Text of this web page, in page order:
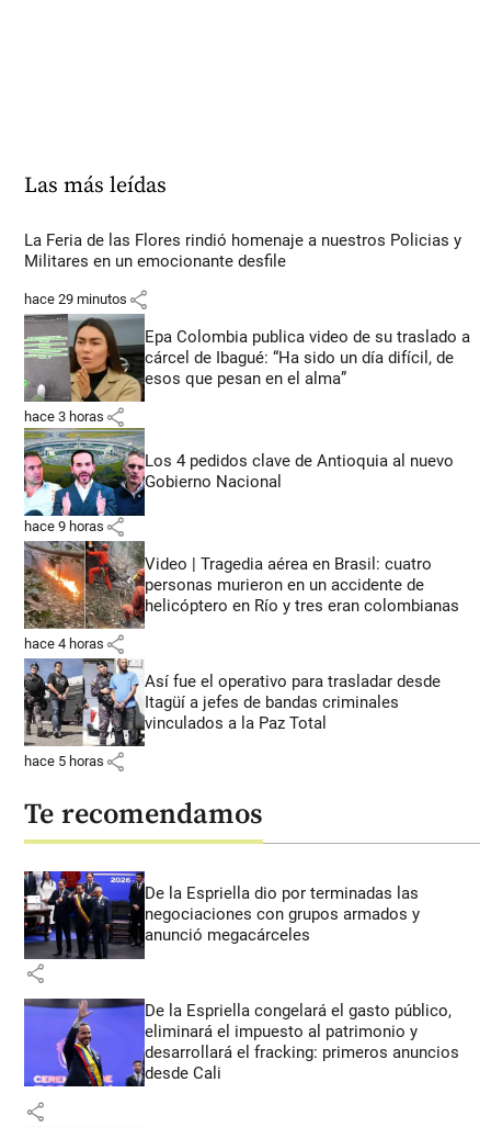
Las más leídas
La Feria de las Flores rindió homenaje a nuestros Policias y
Militares en un emocionante desfile
hace 29 minutos share
Epa Colombia publica video de su traslado a
cárcel de Ibagué: “Ha sido un día difícil, de
esos que pesan en el alma”
hace 3 horas share
Los 4 pedidos clave de Antioquia al nuevo
Gobierno Nacional
hace 9 horas share
Video | Tragedia aérea en Brasil: cuatro
personas murieron en un accidente de
helicóptero en Río y tres eran colombianas
hace 4 horas share
Así fue el operativo para trasladar desde
Itagüí a jefes de bandas criminales
vinculados a la Paz Total
hace 5 horas share
Te recomendamos
De la Espriella dio por terminadas las
negociaciones con grupos armados y
anunció megacárceles
share
De la Espriella congelará el gasto público,
eliminará el impuesto al patrimonio y
desarrollará el fracking: primeros anuncios
desde Cali
share